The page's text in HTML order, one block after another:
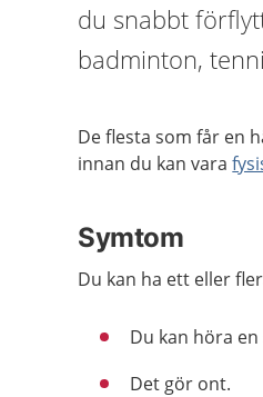
du snabbt
badminton,
De flesta som får en
innan du kan vara
Symtom
Du kan ha ett eller
Du kan höra
Det gör ont.